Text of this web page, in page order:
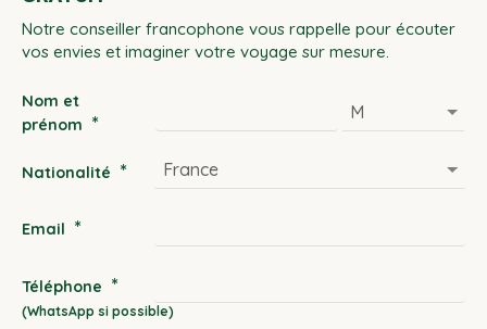
Notre conseiller francophone vous rappelle pour écouter
vos envies et imaginer votre voyage sur mesure.
Nom et
prénom *
Nationalité *
Email *
Téléphone *